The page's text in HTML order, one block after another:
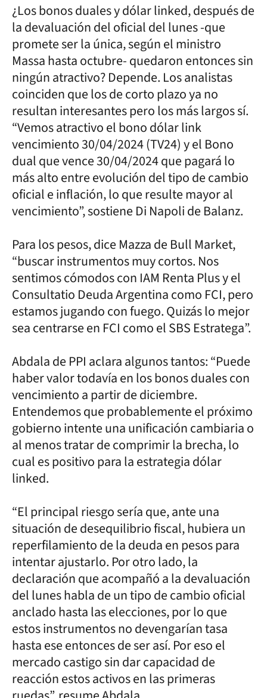
¿Los bonos duales y dólar linked, después de
la devaluación del oficial del lunes -que
promete ser la única, según el ministro
Massa hasta octubre- quedaron entonces sin
ningún atractivo? Depende. Los analistas
coinciden que los de corto plazo ya no
resultan interesantes pero los más largos sí.
“Vemos atractivo el bono dólar link
vencimiento 30/04/2024 (TV24) y el Bono
dual que vence 30/04/2024 que pagará lo
más alto entre evolución del tipo de cambio
oficial e inflación, lo que resulte mayor al
vencimiento”, sostiene Di Napoli de Balanz.
Para los pesos, dice Mazza de Bull Market,
“buscar instrumentos muy cortos. Nos
sentimos cómodos con IAM Renta Plus y el
Consultatio Deuda Argentina como FCI, pero
estamos jugando con fuego. Quizás lo mejor
sea centrarse en FCI como el SBS Estratega”.
Abdala de PPI aclara algunos tantos: “Puede
haber valor todavía en los bonos duales con
vencimiento a partir de diciembre.
Entendemos que probablemente el próximo
gobierno intente una unificación cambiaria o
al menos tratar de comprimir la brecha, lo
cual es positivo para la estrategia dólar
linked.
“El principal riesgo sería que, ante una
situación de desequilibrio fiscal, hubiera un
reperfilamiento de la deuda en pesos para
intentar ajustarlo. Por otro lado, la
declaración que acompañó a la devaluación
del lunes habla de un tipo de cambio oficial
anclado hasta las elecciones, por lo que
estos instrumentos no devengarían tasa
hasta ese entonces de ser así. Por eso el
mercado castigo sin dar capacidad de
reacción estos activos en las primeras